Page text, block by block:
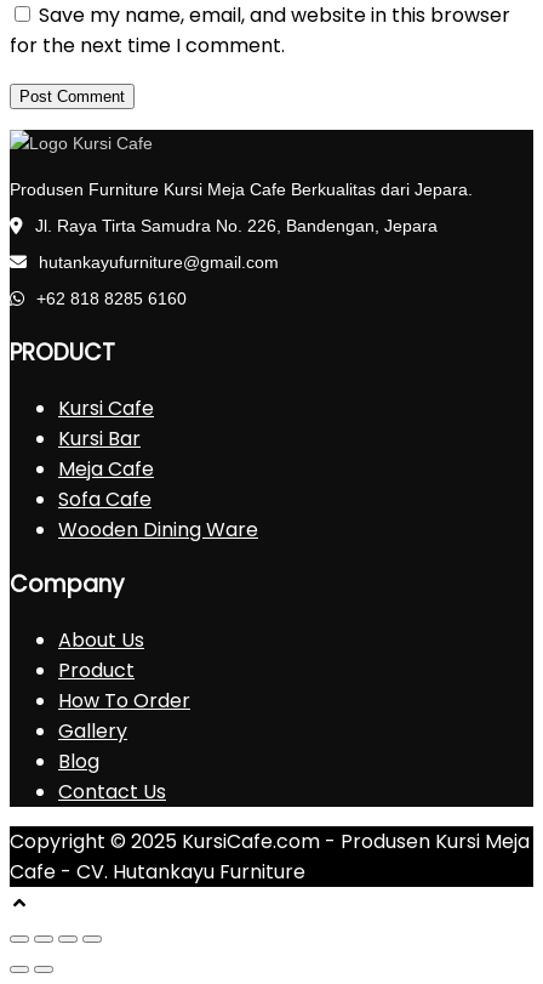
Save my name, email, and website in this browser
for the next time I comment.
Produsen Furniture Kursi Meja Cafe Berkualitas dari Jepara.
Jl. Raya Tirta Samudra No. 226, Bandengan, Jepara
hutankayufurniture@gmail.com
+62 818 8285 6160
PRODUCT
Kursi Cafe
Kursi Bar
Meja Cafe
Sofa Cafe
Wooden Dining Ware
Company
About Us
Product
How To Order
Gallery
Blog
Contact Us
Copyright © 2025 KursiCafe.com - Produsen Kursi Meja
Cafe - CV. Hutankayu Furniture